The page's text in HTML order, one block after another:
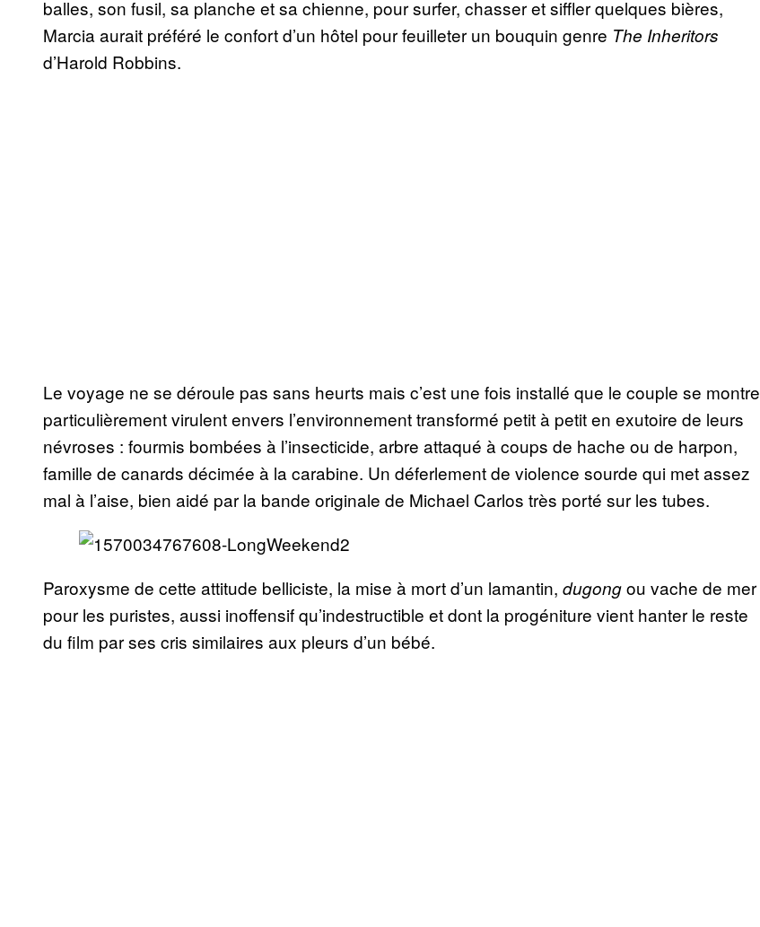
balles, son fusil, sa planche et sa chienne, pour surfer, chasser et siffler quelques bières,
Marcia aurait préféré le confort d’un hôtel pour feuilleter un bouquin genre The Inheritors
d’Harold Robbins.
Le voyage ne se déroule pas sans heurts mais c’est une fois installé que le couple se montre
particulièrement virulent envers l’environnement transformé petit à petit en exutoire de leurs
névroses : fourmis bombées à l’insecticide, arbre attaqué à coups de hache ou de harpon,
famille de canards décimée à la carabine. Un déferlement de violence sourde qui met assez
mal à l’aise, bien aidé par la bande originale de Michael Carlos très porté sur les tubes.
Paroxysme de cette attitude belliciste, la mise à mort d’un lamantin, dugongou vache de mer
pour les puristes, aussi inoffensif qu’indestructible et dont la progéniture vient hanter le reste
du film par ses cris similaires aux pleurs d’un bébé.